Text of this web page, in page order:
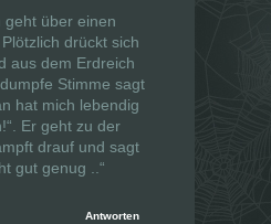
geht über einen
drückt sich
aus dem Erdreich
Stimme sagt
hat mich lebendig
Er geht zu der
drauf und sagt
gut genug ..“
Antworten